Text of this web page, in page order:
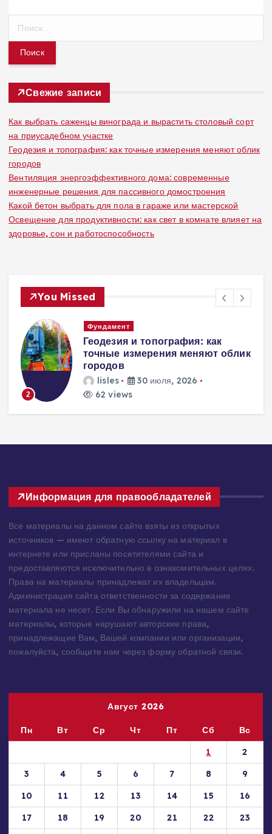
т
Свежие записи
Как выбрать саженцы винограда и вырастить столовый сорт
на приусадебном участке
Геодезия и топография: как точные измерения меняют облик
городов
Вентиляция энергоэффективного дома: современные
инженерные решения для пассивного домостроения
Какой бетон выбрать для пола в гараже или мастерской
Освещение для продуктивности: как свет в комнате влияет на
здоровье, сон и работоспособность
You Missed
Вентиляция
Вентиляция
энергоэффективного дома:
современные инженерные
решения для пассивного
домостроения
Информация для правообладателей
Все материалы на данном сайте взяты из открытых
источников — имеют обратную ссылку на материал в
интернете или присланы посетителями сайта и
предоставляются исключительно в ознакомительных целях.
Права на материалы принадлежат их владельцам.
Администрация сайта ответственности за содержание
материала не несет. Если Вы обнаружили на нашем сайте
материалы, которые нарушают авторские права,
Август 2026
Сб
Вс
1
2
3
4 5 6 7 8
9
10
11 12 13 14 15
16